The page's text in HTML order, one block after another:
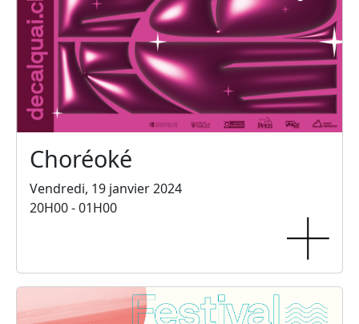
Choréoké
Vendredi, 19 janvier 2024
20H00 - 01H00